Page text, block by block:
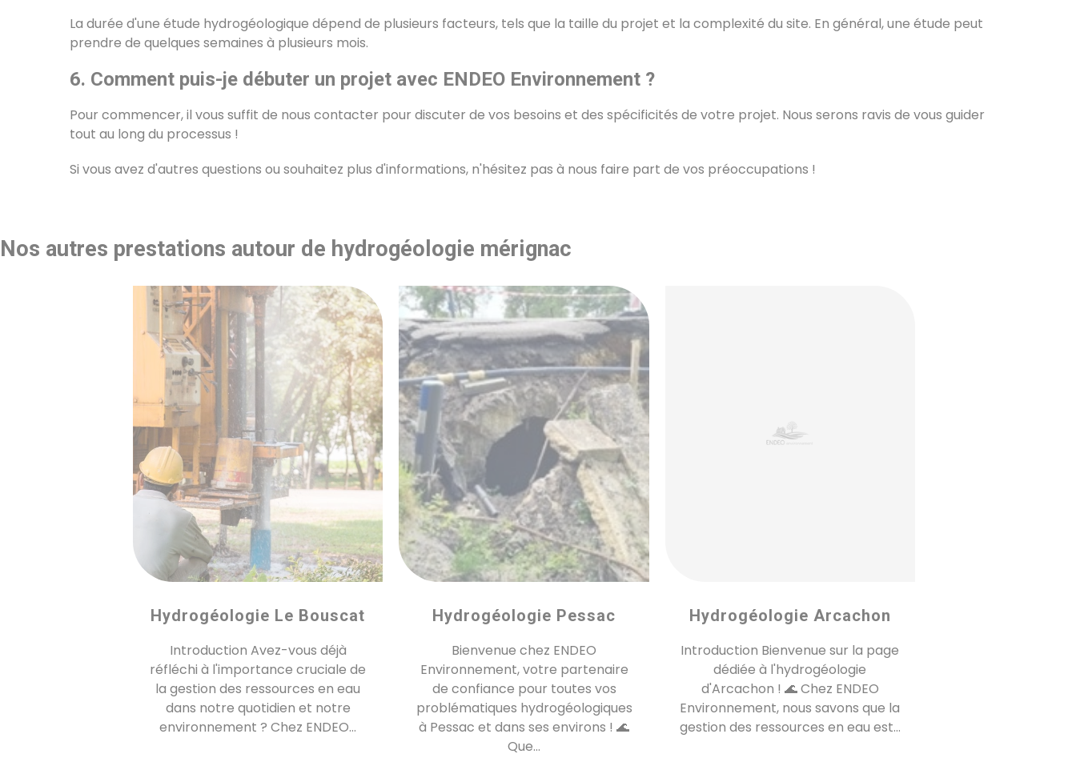
La durée d'une étude hydrogéologique dépend de plusieurs facteurs, tels que la taille du projet et la complexité du site. En général, une étude peut
prendre de quelques semaines à plusieurs mois.
6. Comment puis-je débuter un projet avec ENDEO Environnement ?
Pour commencer, il vous suffit de nous contacter pour discuter de vos besoins et des spécificités de votre projet. Nous serons ravis de vous guider
tout au long du processus !
Si vous avez d'autres questions ou souhaitez plus d'informations, n'hésitez pas à nous faire part de vos préoccupations !
Nos autres prestations autour de hydrogéologie mérignac
Hydrogéologie Le Bouscat
Introduction Avez-vous déjà
réfléchi à l'importance cruciale de
la gestion des ressources en eau
dans notre quotidien et notre
environnement ? Chez ENDEO...
Hydrogéologie Pessac
Bienvenue chez ENDEO
Environnement, votre partenaire
de confiance pour toutes vos
problématiques hydrogéologiques
à Pessac et dans ses environs ! 🌊
Que...
Hydrogéologie Arcachon
Introduction Bienvenue sur la page
dédiée à l'hydrogéologie
d'Arcachon ! 🌊 Chez ENDEO
Environnement, nous savons que la
gestion des ressources en eau est...